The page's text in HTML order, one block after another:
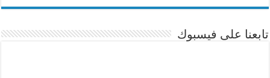
تابعنا على فيسبوك